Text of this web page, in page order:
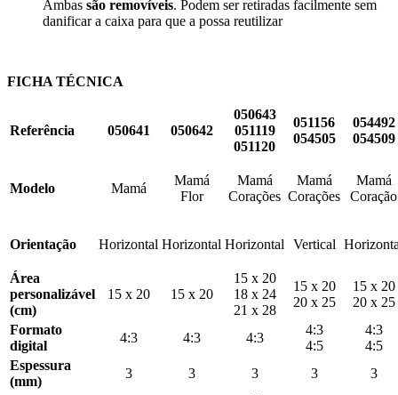
Ambas são removíveis. Podem ser retiradas facilmente sem
danificar a caixa para que a possa reutilizar
FICHA TÉCNICA
Referência 050641 050642
050643
051119
051120
051156
054505
054492
054509
Modelo Mamá
Mamá
Flor
Mamá
Corações
Mamá
Corações
Mamá
Coração
Orientação Horizontal Horizontal Horizontal Vertical
Área
personalizável
(cm)
15 x 20 15 x 20
15 x 20
18 x 24
21 x 28
15 x 20
20 x 25
15 x 20
20 x 25
Formato
digital
4:3 4:3 4:3
4:3
4:5
4:3
4:5
Espessura
(mm)
3 3 3 3 3